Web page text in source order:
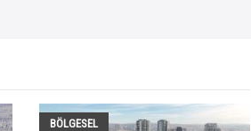
BÖLGESEL